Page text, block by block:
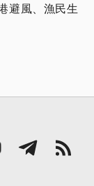
避風、漁民生